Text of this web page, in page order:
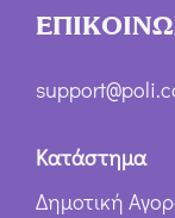
Κατάστημα
Δημοτική